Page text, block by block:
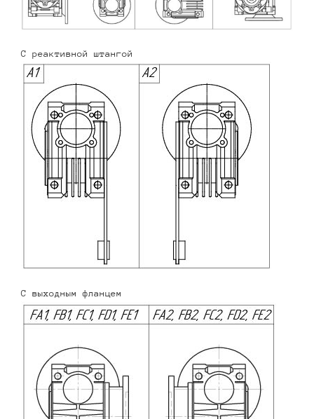
С реактивной штангой
С выходным фланцем